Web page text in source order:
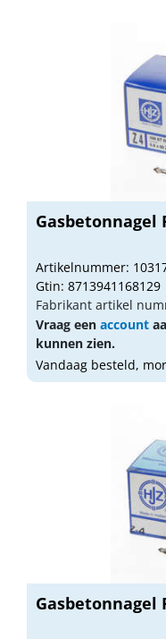
Gasbetonnagel
Artikelnummer:
Gtin: 8713941168129
Fabrikant artikel
Vraag een account
kunnen zien.
Vandaag besteld,
Gasbetonnagel